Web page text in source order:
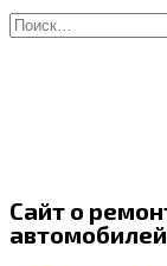
Перейти
к
Search
for:
Сайт о
автомобилей